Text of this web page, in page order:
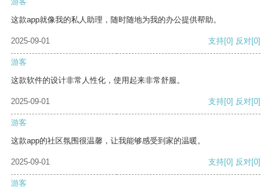
这款app就像我的私人助理，随时随地为我的办公提供帮助。
2025-09-01 支持[0] 反对[0]
游客
这款软件的设计非常人性化，使用起来非常舒服。
2025-09-01 支持[0] 反对[0]
游客
这款app的社区氛围很温馨，让我能够感受到家的温暖。
2025-09-01 支持[0] 反对[0]
游客